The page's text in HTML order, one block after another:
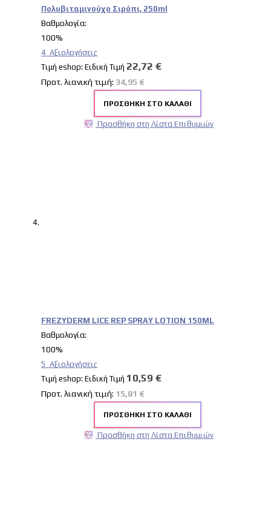
Πολυβιταμινούχο Σιρόπι, 250ml
Βαθμολογία:
100%
4 Αξιολογήσεις
Tιμή eshop: Ειδική Τιμή 22,72 €
Προτ. λιανική τιμή: 34,95 €
ΠΡΟΣΘΉΚΗ ΣΤΟ ΚΑΛΆΘΙ
Προσθήκη στη Λίστα Επιθυμιών
FREZYDERM LICE REP SPRAY LOTION 150ML
Βαθμολογία:
100%
5 Αξιολογήσεις
Tιμή eshop: Ειδική Τιμή 10,59 €
Προτ. λιανική τιμή: 15,81 €
ΠΡΟΣΘΉΚΗ ΣΤΟ ΚΑΛΆΘΙ
Προσθήκη στη Λίστα Επιθυμιών